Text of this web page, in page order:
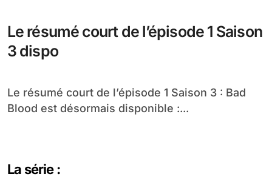
Le résumé court de l’épisode 1 Saison
3 dispo
Le résumé court de l’épisode 1 Saison 3 : Bad
Blood est désormais disponible :...
La série :